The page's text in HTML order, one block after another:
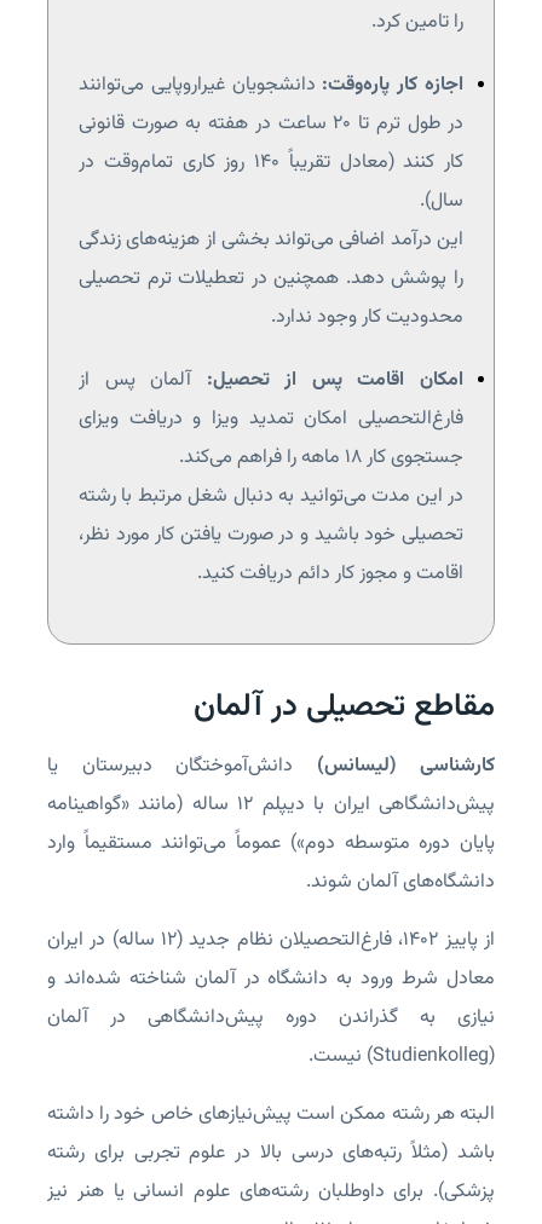
را تامین کرد.
اجازه کار پاره‌وقت: دانشجویان غیراروپایی می‌توانند
در طول ترم تا ۲۰ ساعت در هفته به صورت قانونی
کار کنند (معادل تقریباً ۱۴۰ روز کاری تمام‌وقت در
سال).
این درآمد اضافی می‌تواند بخشی از هزینه‌های زندگی
را پوشش دهد. همچنین در تعطیلات ترم تحصیلی
محدودیت کار وجود ندارد.
امکان اقامت پس از تحصیل: آلمان پس از
فارغ‌التحصیلی امکان تمدید ویزا و دریافت ویزای
جستجوی کار ۱۸ ماهه را فراهم می‌کند.
در این مدت می‌توانید به دنبال شغل مرتبط با رشته
تحصیلی خود باشید و در صورت یافتن کار مورد نظر،
اقامت و مجوز کار دائم دریافت کنید.
مقاطع تحصیلی در آلمان
کارشناسی (لیسانس) دانش‌آموختگان دبیرستان یا
پیش‌دانشگاهی ایران با دیپلم ۱۲ ساله (مانند «گواهینامه
پایان دوره متوسطه دوم») عموماً می‌توانند مستقیماً وارد
دانشگاه‌های آلمان شوند.
از پاییز ۱۴۰۲، فارغ‌التحصیلان نظام جدید (۱۲ ساله) در ایران
معادل شرط ورود به دانشگاه در آلمان شناخته شده‌اند و
نیازی به گذراندن دوره پیش‌دانشگاهی در آلمان
(Studienkolleg) نیست.
البته هر رشته ممکن است پیش‌نیازهای خاص خود را داشته
باشد (مثلاً رتبه‌های درسی بالا در علوم تجربی برای رشته
پزشکی). برای داوطلبان رشته‌های علوم انسانی یا هنر نیز